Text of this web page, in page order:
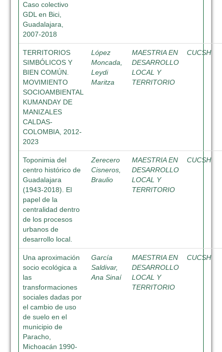
Caso colectivo
GDL en Bici,
Guadalajara,
2007-2018
TERRITORIOS
SIMBÓLICOS Y
BIEN COMÚN.
MOVIMIENTO
SOCIOAMBIENTAL
KUMANDAY DE
MANIZALES
CALDAS-
COLOMBIA, 2012-
2023
López
Moncada,
Leydi
Maritza
MAESTRIA EN
DESARROLLO
LOCAL Y
TERRITORIO
CUCSH
Toponimia del
centro histórico de
Guadalajara
(1943-2018). El
papel de la
centralidad dentro
de los procesos
urbanos de
desarrollo local.
Zerecero
Cisneros,
Braulio
MAESTRIA EN
DESARROLLO
LOCAL Y
TERRITORIO
CUCSH
Una aproximación
socio ecológica a
las
transformaciones
sociales dadas por
el cambio de uso
de suelo en el
municipio de
Paracho,
Michoacán 1990-
García
Saldivar,
Ana Sinaí
MAESTRIA EN
DESARROLLO
LOCAL Y
TERRITORIO
CUCSH